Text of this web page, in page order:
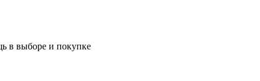
в выборе и покупке